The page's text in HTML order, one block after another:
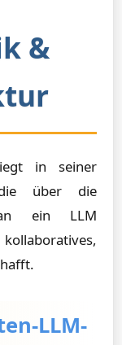
&
in seiner
die über die
an ein LLM
LLM-